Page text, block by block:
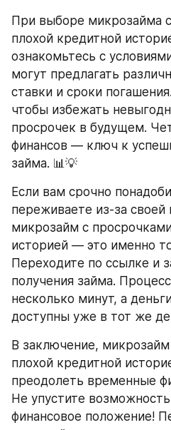
При выборе микрозайма
плохой кредитной
ознакомьтесь с
могут предлагать
ставки и сроки
чтобы избежать
просрочек в будущем.
финансов — ключ к
займа. 📊💡
Если вам срочно
переживаете из-за своей
микрозайм с
историей — это именно
Переходите по ссылке и
получения займа.
несколько минут, а
доступны уже в тот же
В заключение,
плохой кредитной
преодолеть временные
Не упустите
финансовое положение!